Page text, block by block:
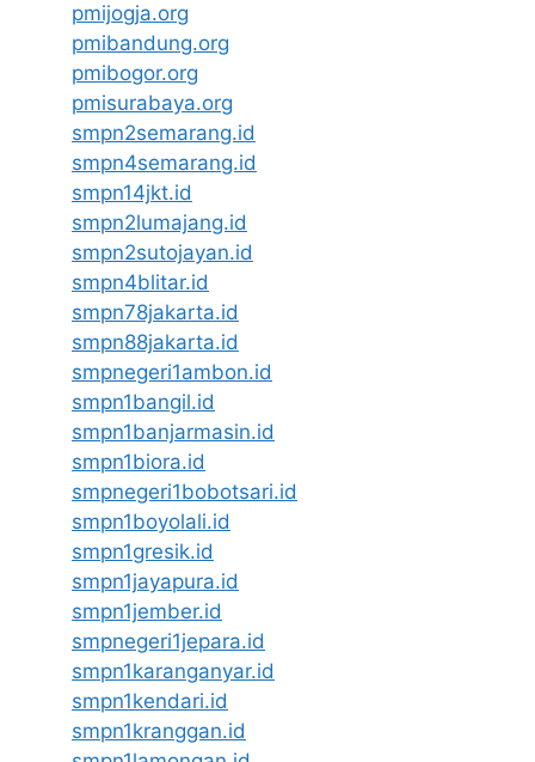
pmijogja.org
pmibandung.org
pmibogor.org
pmisurabaya.org
smpn2semarang.id
smpn4semarang.id
smpn14jkt.id
smpn2lumajang.id
smpn2sutojayan.id
smpn4blitar.id
smpn78jakarta.id
smpn88jakarta.id
smpnegeri1ambon.id
smpn1bangil.id
smpn1banjarmasin.id
smpn1biora.id
smpnegeri1bobotsari.id
smpn1boyolali.id
smpn1gresik.id
smpn1jayapura.id
smpn1jember.id
smpnegeri1jepara.id
smpn1karanganyar.id
smpn1kendari.id
smpn1kranggan.id